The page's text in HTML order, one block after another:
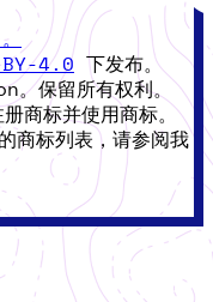
BY-4.0 下发布。
保留所有权利。
标并使用商标。
标列表，请参阅我